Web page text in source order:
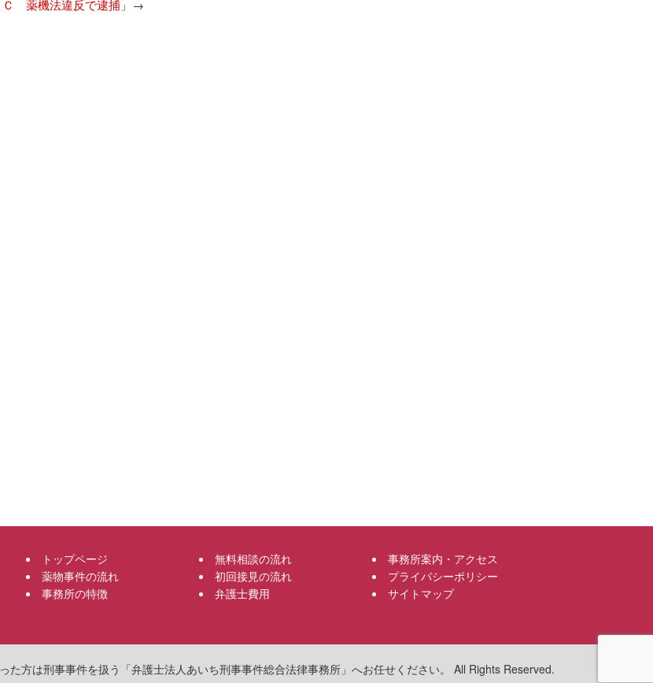
Ｃ 薬機法違反で逮捕 」→
トップページ
薬物事件の流れ
事務所の特徴
無料相談の流れ
初回接見の流れ
弁護士費用
事務所案内・アクセス
プライバシーポリシー
サイトマップ
方は刑事事件を扱う「弁護士法人あいち刑事事件総合法律事務所」へお任せください。 All Rights Reserved.